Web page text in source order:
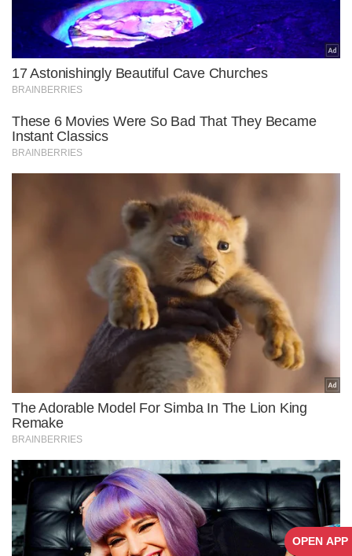
OPEN APP